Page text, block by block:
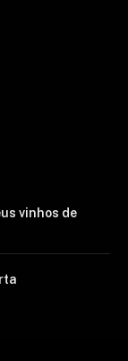
vinhos de